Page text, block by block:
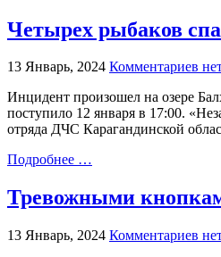
Четырех рыбаков
13 Январь, 2024 Комментариев
Инцидент произошел на озере
поступило 12 января в 17:00.
отряда ДЧС Карагандинской
Подробнее …
Тревожными
13 Январь, 2024 Комментариев